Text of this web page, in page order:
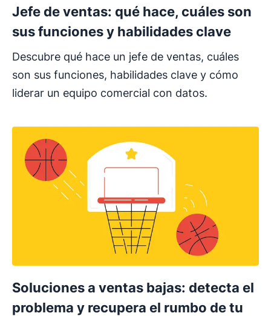
Jefe de ventas: qué hace, cuáles son
sus funciones y habilidades clave
Descubre qué hace un jefe de ventas, cuáles
son sus funciones, habilidades clave y cómo
liderar un equipo comercial con datos.
Soluciones a ventas bajas: detecta el
problema y recupera el rumbo de tu